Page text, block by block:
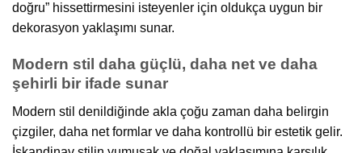
doğru” hissettirmesini isteyenler için oldukça uygun bir
dekorasyon yaklaşımı sunar.
Modern stil daha güçlü, daha net ve daha
şehirli bir ifade sunar
Modern stil denildiğinde akla çoğu zaman daha belirgin
çizgiler, daha net formlar ve daha kontrollü bir estetik gelir.